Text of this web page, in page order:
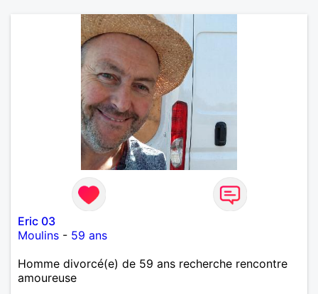
Eric 03
Moulins - 59 ans
Homme divorcé(e) de 59 ans recherche rencontre
amoureuse